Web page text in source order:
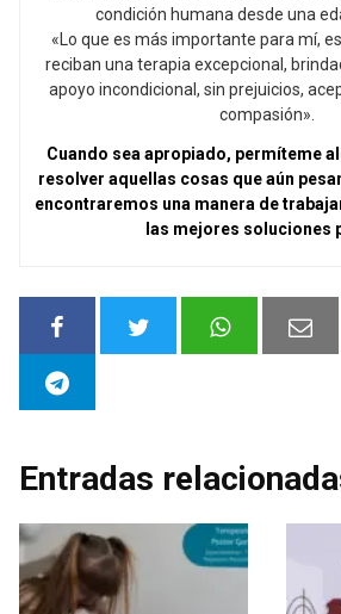
condición humana desde una
«Lo que es más importante para mí,
reciban una terapia excepcional,
apoyo incondicional, sin prejuicios,
compasión».
Cuando sea apropiado, permíteme
resolver aquellas cosas que aún
encontraremos una manera de
las mejores soluciones
Entradas